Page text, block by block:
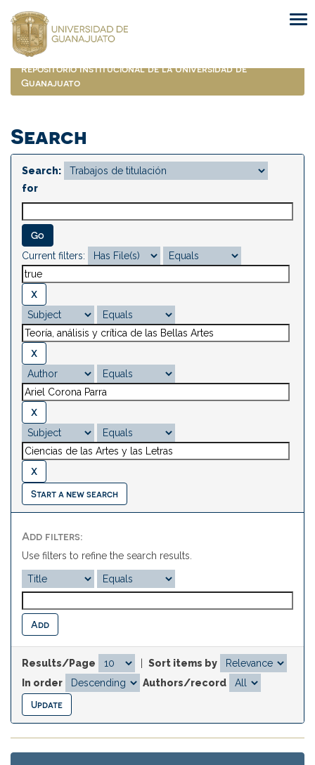
navigation
Repositorio Institucional de la Universidad de
Guanajuato
Search
Search:
for
Current filters:
Start a new search
Add filters:
Use filters to refine the search results.
Results/Page
Sort items by
In order
Authors/record